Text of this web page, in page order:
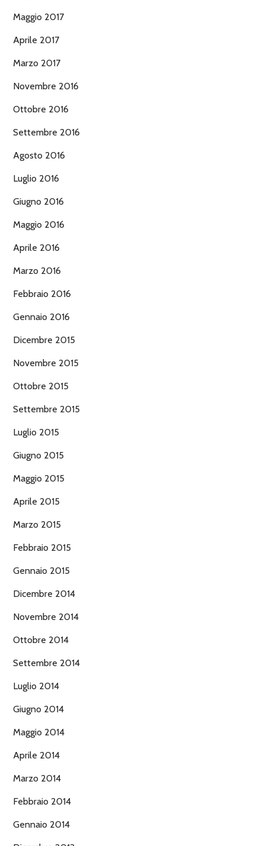
Maggio 2017
Aprile 2017
Marzo 2017
Novembre 2016
Ottobre 2016
Settembre 2016
Agosto 2016
Luglio 2016
Giugno 2016
Maggio 2016
Aprile 2016
Marzo 2016
Febbraio 2016
Gennaio 2016
Dicembre 2015
Novembre 2015
Ottobre 2015
Settembre 2015
Luglio 2015
Giugno 2015
Maggio 2015
Aprile 2015
Marzo 2015
Febbraio 2015
Gennaio 2015
Dicembre 2014
Novembre 2014
Ottobre 2014
Settembre 2014
Luglio 2014
Giugno 2014
Maggio 2014
Aprile 2014
Marzo 2014
Febbraio 2014
Gennaio 2014